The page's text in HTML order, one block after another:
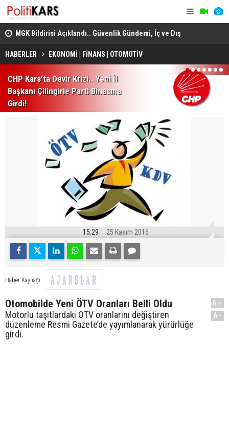
MGK Bildirisi Açıklandı.. Güvenlik Gündemi, İç ve Dış
Politika Başlıkları Değerlendirildi!
HABERLER EKONOMİ | FİNANS | OTOMOTİV
CHP Kars’ta Devir Krizi.. Yeni İl
Başkanı Çilingirle Parti Binasına
Girdi!
1 2 3 4 5 6 7
15:29 25 Kasım 2016
Haber Kaynağı
Otomobilde Yeni ÖTV Oranları Belli Oldu
Motorlu taşıtlardaki ÖTV oranlarını değiştiren
düzenleme Resmi Gazete’de yayımlanarak yürürlüğe
girdi.
A+
A-